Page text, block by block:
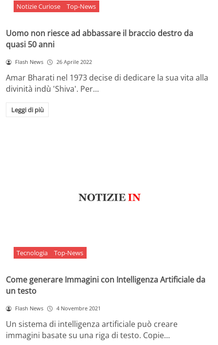
Notizie Curiose Top-News
Uomo non riesce ad abbassare il braccio destro da
quasi 50 anni
Flash News 26 Aprile 2022
Amar Bharati nel 1973 decise di dedicare la sua vita alla
divinità indù 'Shiva'. Per…
Leggi di più
Tecnologia Top-News
Come generare Immagini con Intelligenza Artificiale da
un testo
Flash News 4 Novembre 2021
Un sistema di intelligenza artificiale può creare
immagini basate su una riga di testo. Copie…